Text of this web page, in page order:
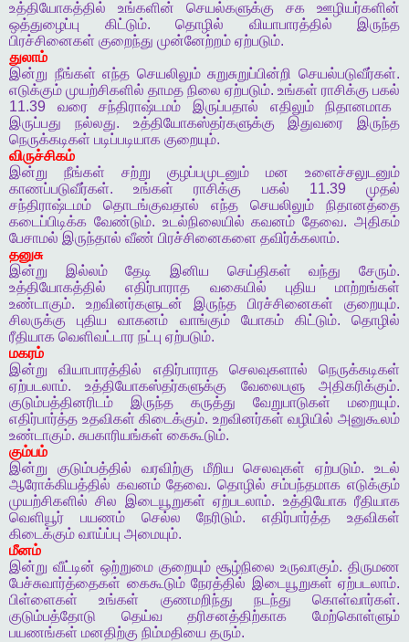
உத்தியோகத்தில்
உங்களின் செயல்களுக்கு சக
ஊழியர்களின்
ஒத்துழைப்பு
கிட்டும். தொழில் வியாபாரத்தில்
இருந்த
பிரச்சினைகள் குறைந்து முன்னேற்றம் ஏற்படும்.
துலாம்
இன்று நீங்கள் எந்த செயலிலும் சுறுசுறுப்பின்றி செயல்படுவீர்கள்.
எடுக்கும் முயற்சிகளில் தாமத நிலை ஏற்படும். உங்கள் ராசிக்கு பகல்
11.39 வரை சந்திராஷ்டமம் இருப்பதால் எதிலும்
நிதானமாக
இருப்பது
நல்லது. உத்தியோகஸ்தர்களுக்கு இதுவரை
இருந்த
நெருக்கடிகள் படிப்படியாக குறையும்.
விருச்சிகம்
இன்று
நீங்கள் சற்று குழப்பமுடனும் மன
உளைச்சலுடனும்
காணப்படுவீர்கள்.உங்கள் ராசிக்கு பகல் 11.39முதல்
சந்திராஷ்டமம்
தொடங்குவதால் எந்த செயலிலும்
நிதானத்தை
கடைப்பிடிக்க வேண்டும். உடல்நிலையில் கவனம் தேவை.அதிகம்
பேசாமல் இருந்தால் வீண் பிரச்சினைகளை தவிர்க்கலாம்.
தனுசு
இன்று
இல்லம் தேடி இனிய செய்திகள் வந்து சேரும்.
உத்தியோகத்தில்
எதிர்பாராத வகையில் புதிய
மாற்றங்கள்
உண்டாகும். உறவினர்களுடன் இருந்த பிரச்சினைகள் குறையும்.
சிலருக்கு
புதிய வாகனம் வாங்கும் யோகம் கிட்டும்.தொழில்
ரீதியாக வெளிவட்டார நட்பு ஏற்படும்.
மகரம்
இன்று
வியாபாரத்தில் எதிர்பாராத செலவுகளால்
நெருக்கடிகள்
ஏற்படலாம்.உத்தியோகஸ்தர்களுக்கு வேலைபளு அதிகரிக்கும்.
குடும்பத்தினரிடம்
இருந்த கருத்து வேறுபாடுகள் மறையும்.
எதிர்பார்த்த உதவிகள் கிடைக்கும். உறவினர்கள் வழியில் அனுகூலம்
உண்டாகும். சுபகாரியங்கள் கைகூடும்.
கும்பம்
இன்று
குடும்பத்தில் வரவிற்கு மீறிய செலவுகள் ஏற்படும்.உடல்
ஆரோக்கியத்தில் கவனம் தேவை. தொழில் சம்பந்தமாக எடுக்கும்
முயற்சிகளில் சில இடையூறுகள் ஏற்படலாம். உத்தியோக ரீதியாக
வெளியூர்
பயணம் செல்ல நேரிடும்.எதிர்பார்த்த
உதவிகள்
கிடைக்கும் வாய்ப்பு அமையும்.
மீனம்
இன்று வீட்டின் ஒற்றுமை குறையும் சூழ்நிலை உருவாகும். திருமண
பேச்சுவார்த்தைகள் கைகூடும் நேரத்தில் இடையூறுகள் ஏற்படலாம்.
பிள்ளைகள்
உங்கள் குணமறிந்து நடந்து கொள்வார்கள்.
குடும்பத்தோடு
தெய்வ தரிசனத்திற்காக
மேற்கொள்ளும்
பயணங்கள் மனதிற்கு நிம்மதியை தரும்.